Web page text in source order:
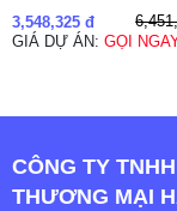
3,548,325 đ
GIÁ DỰ ÁN: GỌI
CÔNG TY
THƯƠNG MẠI